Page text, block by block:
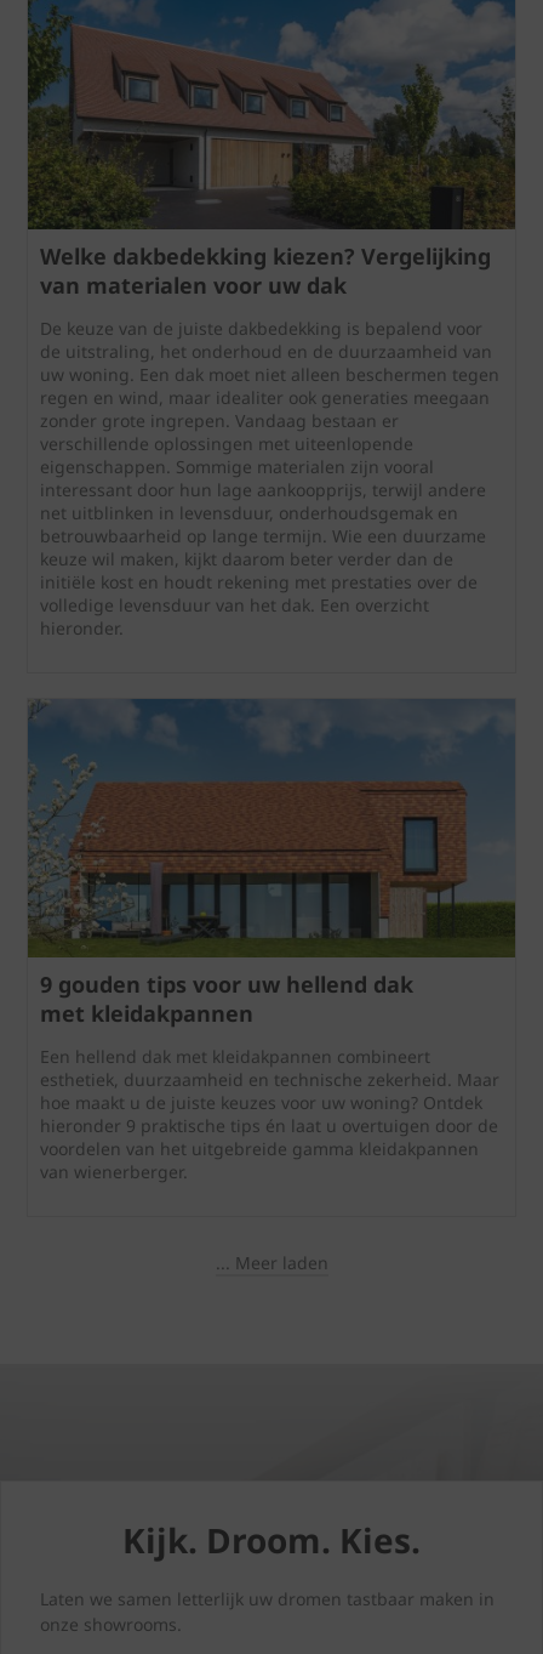
Welke dakbedekking kiezen? Vergelijking
van materialen voor uw dak
De keuze van de juiste dakbedekking is bepalend voor
de uitstraling, het onderhoud en de duurzaamheid van
uw woning. Een dak moet niet alleen beschermen tegen
regen en wind, maar idealiter ook generaties meegaan
zonder grote ingrepen. Vandaag bestaan er
verschillende oplossingen met uiteenlopende
eigenschappen. Sommige materialen zijn vooral
interessant door hun lage aankoopprijs, terwijl andere
net uitblinken in levensduur, onderhoudsgemak en
betrouwbaarheid op lange termijn. Wie een duurzame
keuze wil maken, kijkt daarom beter verder dan de
initiële kost en houdt rekening met prestaties over de
volledige levensduur van het dak. Een overzicht
hieronder.
9 gouden tips voor uw hellend dak
met kleidakpannen
Een hellend dak met kleidakpannen combineert
esthetiek, duurzaamheid en technische zekerheid. Maar
hoe maakt u de juiste keuzes voor uw woning? Ontdek
hieronder 9 praktische tips én laat u overtuigen door de
voordelen van het uitgebreide gamma kleidakpannen
van wienerberger.
... Meer laden
Kijk. Droom. Kies.
Laten we samen letterlijk uw dromen tastbaar maken in
onze showrooms.